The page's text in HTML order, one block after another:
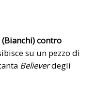
contro
su un pezzo di
Believerdegli